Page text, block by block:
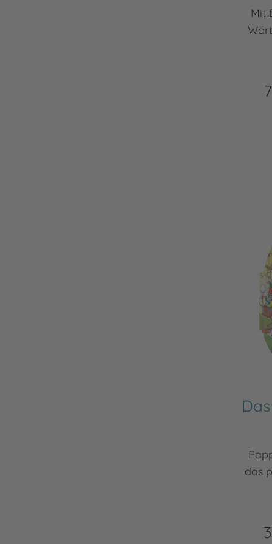
Mit
das